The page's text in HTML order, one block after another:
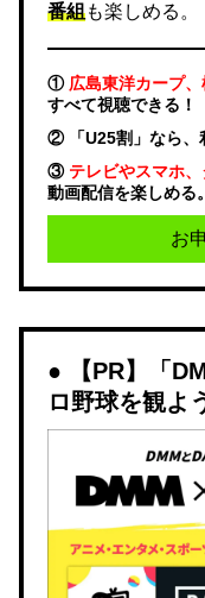
番組も楽しめる。
① 広島東洋カープ
すべて視聴できる！
② 「U25割」なら、
③ テレビやスマホ
動画配信を楽しめる。
お
【PR】「
ロ野球を観よ